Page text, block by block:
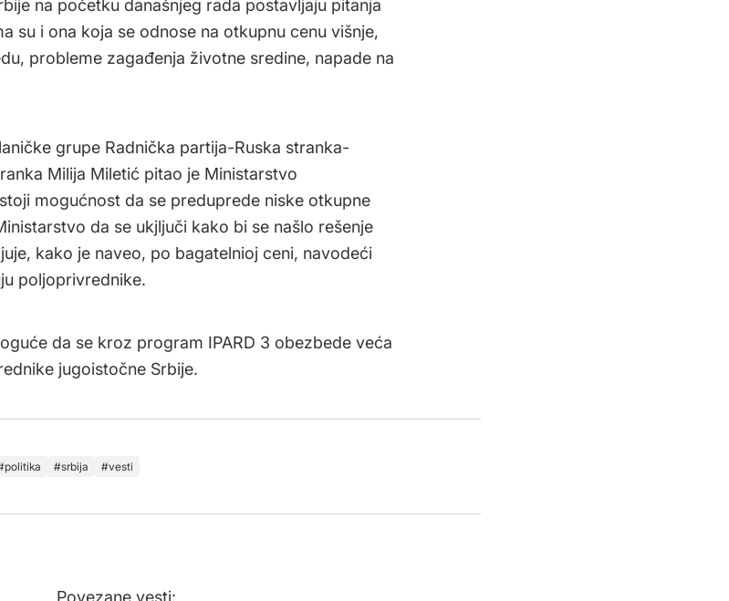
na početku današnjeg rada postavljaju pitanja
su i ona koja se odnose na otkupnu cenu višnje,
probleme zagađenja životne sredine, napade na
grupe Radnička partija-Ruska stranka-
Milija Miletić pitao je Ministarstvo
mogućnost da se preduprede niske otkupne
da se ukjljuči kako bi se našlo rešenje
kako je naveo, po bagatelnioj ceni, navodeći
poljoprivrednike.
da se kroz program IPARD 3 obezbede veća
jugoistočne Srbije.
politika srbija vesti
Povezane vesti: